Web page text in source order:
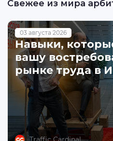
Свежее из мира
03 августа 2026
Навыки,
вашу
рынке труда в